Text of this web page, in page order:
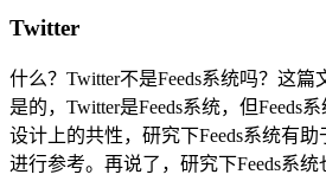
Twitter
什么？Twitter不是Feeds系统吗？这篇
是的，Twitter是Feeds系统，但Feeds
设计上的共性，研究下Feeds系统有
进行参考。再说了，研究下Feeds系